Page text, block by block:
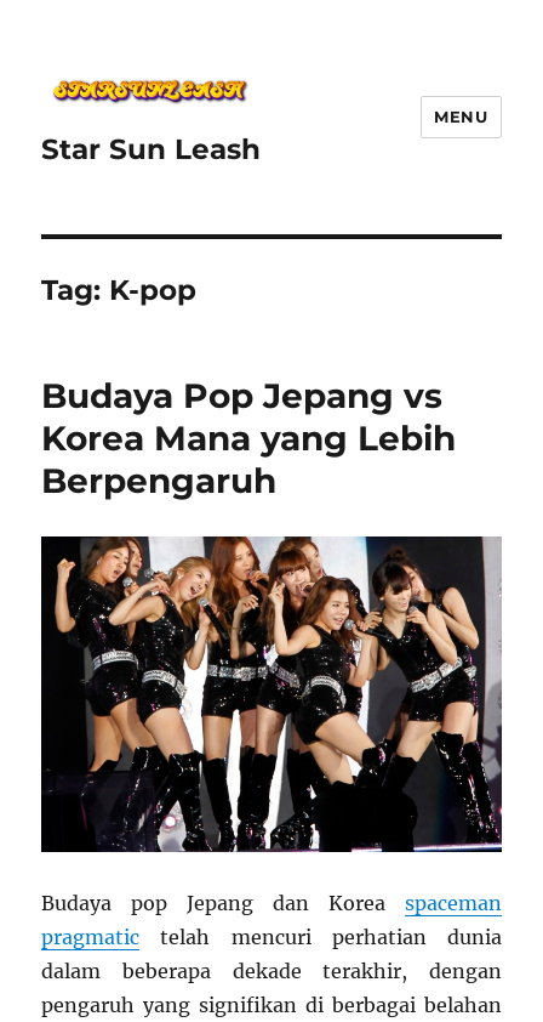
Star Sun Leash
MENU
Tag: K-pop
Budaya Pop Jepang vs
Korea Mana yang Lebih
Berpengaruh
Budaya pop Jepang dan Korea spaceman
pragmatic telah mencuri perhatian dunia
dalam beberapa dekade terakhir, dengan
pengaruh yang signifikan di berbagai belahan